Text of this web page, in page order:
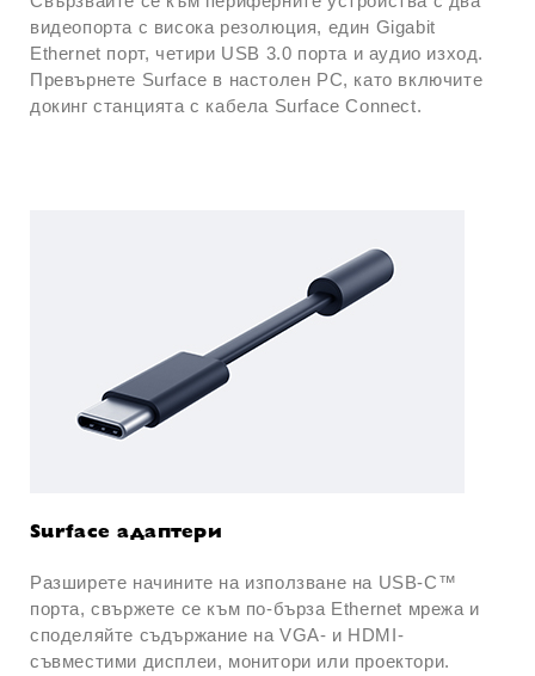
видеопорта с висока резолюция, един Gigabit
Ethernet порт, четири USB 3.0 порта и аудио изход.
Превърнете Surface в настолен РС, като включите
докинг станцията с кабела Surface Connect.
Surface адаптери
Разширете начините на използване на USB-C™
порта, свържете се към по-бърза Ethernet мрежа и
споделяйте съдържание на VGA- и HDMI-
съвместими дисплеи, монитори или проектори.